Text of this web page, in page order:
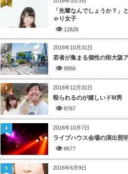
「先輩なんでしょうか？」
ゃり女子
12828
2016年10月31日
若者が集まる個性の街大阪
9958
2
2016年12月31日
殴られるのが嬉しいドM男
9787
3
2016年10月7日
ライブハウス会場の演出照明
9577
4
2016年6月9日
5